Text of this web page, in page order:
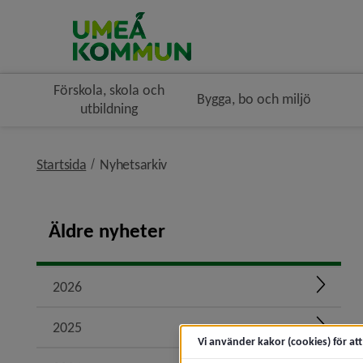
Förskola, skola och
utbildning
Bygga, bo och miljö
Startsida Nyhetsarkivnivå i brödsmulenavigeringen
Äldre nyheter
2026
2025
Vi använder kakor (cookies) för